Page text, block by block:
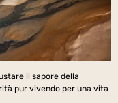
il sapore della
pur vivendo per una vita